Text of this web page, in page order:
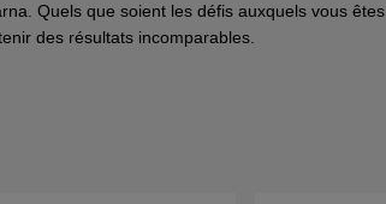
Quels que soient les défis auxquels vous êtes
des résultats incomparables.